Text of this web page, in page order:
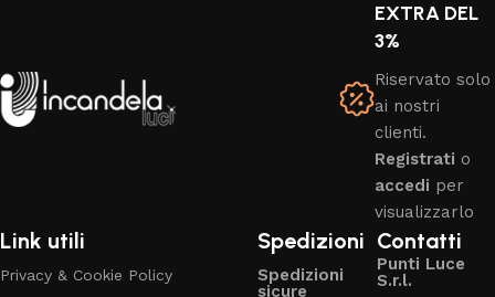
EXTRA DEL
3%
Riservato solo
ai nostri
clienti.
Registrati o
accedi per
visualizzarlo
Link utili
Privacy & Cookie Policy
Spedizioni
Spedizioni
sicure
Contatti
Punti Luce
S.r.l.